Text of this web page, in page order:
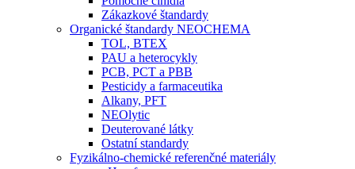
Zákazkové štandardy
Organické štandardy NEOCHEMA
TOL, BTEX
PAU a heterocykly
PCB, PCT a PBB
Pesticidy a farmaceutika
Alkany, PFT
NEOlytic
Deuterované látky
Ostatní standardy
Fyzikálno-chemické referenčné materiály